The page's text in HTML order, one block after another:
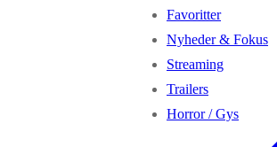
Favoritter
Nyheder & Fokus
Streaming
Trailers
Horror / Gys